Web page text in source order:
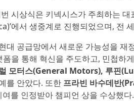
시상식은 키넥시스가 주최하는
에서 생중계로 진행되었으며, 전
대 공급망에서 새로운 가능성을 재
을 통해 혁신을 주도하고, 민첩하
모터스(General Motors), 루핀
를 안았다. 또한 프라빈 바수데반
여를 인정받아 챔피언 상을 수상했다.